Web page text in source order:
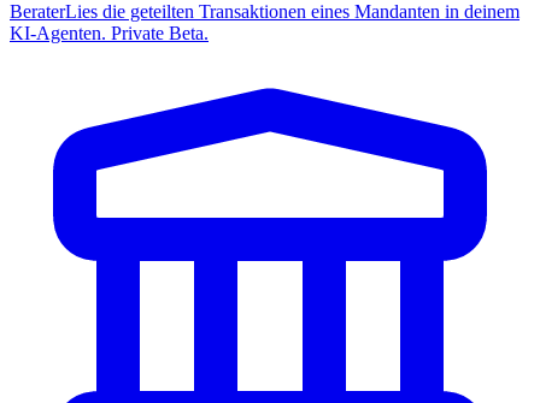
BeraterLies die geteilten Transaktionen eines Mandanten in deinem
KI-Agenten. Private Beta.